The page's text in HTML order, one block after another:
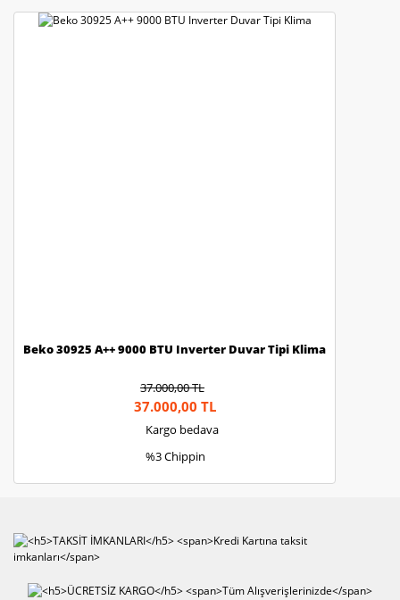
Yorum Yaz
Ürün resmi kalitesiz, bozuk veya görüntülenemiyor.
Beko 30925 A++ 9000 BTU Inverter Duvar Tipi Klima
37.000,00 TL
37.000,00 TL
Kargo bedava
%3 Chippin